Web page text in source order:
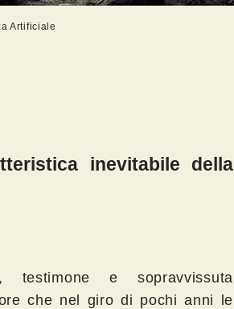
Artificiale
inevitabile della
testimone e sopravvissuta
che nel giro di pochi anni le